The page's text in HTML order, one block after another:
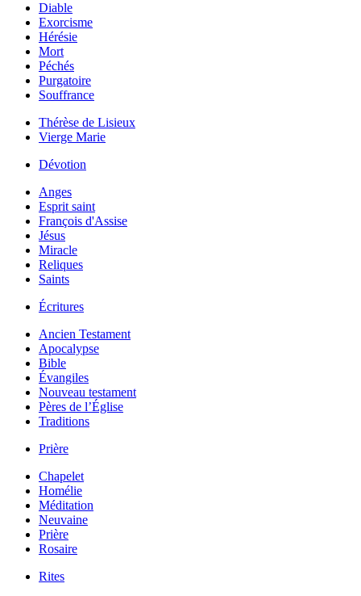
Diable
Exorcisme
Hérésie
Mort
Péchés
Purgatoire
Souffrance
Thérèse de Lisieux
Vierge Marie
Dévotion
Anges
Esprit saint
François d'Assise
Jésus
Miracle
Reliques
Saints
Écritures
Ancien Testament
Apocalypse
Bible
Évangiles
Nouveau testament
Pères de l’Église
Traditions
Prière
Chapelet
Homélie
Méditation
Neuvaine
Prière
Rosaire
Rites